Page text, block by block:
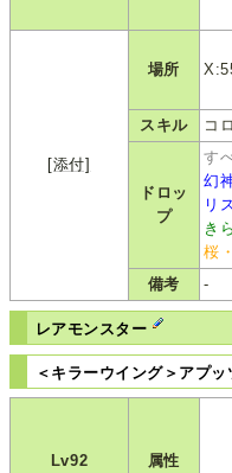
[添付]
場所
スキル
コ
ドロッ
プ
す
幻
リ
き
桜
備考
-
レアモンスター
＜キラーウイング＞アプッ
Lv92 属性